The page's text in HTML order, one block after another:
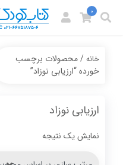
0
خانه/ محصولات برچسب
خورده “ارزیابی نوزاد”
ارزیابی نوزاد
نمایش یک نتیجه